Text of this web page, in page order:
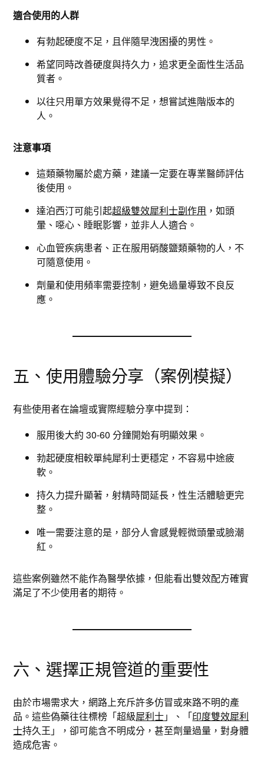
適合使用的人群
有勃起硬度不足，且伴隨早洩困擾的男性。
希望同時改善硬度與持久力，追求更全面性生活品
質者。
以往只用單方效果覺得不足，想嘗試進階版本的
人。
注意事項
這類藥物屬於處方藥，建議一定要在專業醫師評估
後使用。
達泊西汀可能引起超級雙效犀利士副作用 ，如頭
暈、噁心、睡眠影響，並非人人適合。
心血管疾病患者、正在服用硝酸鹽類藥物的人，不
可隨意使用。
劑量和使用頻率需要控制，避免過量導致不良反
應。
五、使用體驗分享（案例模擬）
有些使用者在論壇或實際經驗分享中提到：
服用後大約 30-60 分鐘開始有明顯效果。
勃起硬度相較單純犀利士更穩定，不容易中途疲
軟。
持久力提升顯著，射精時間延長，性生活體驗更完
整。
唯一需要注意的是，部分人會感覺輕微頭暈或臉潮
紅。
這些案例雖然不能作為醫學依據，但能看出雙效配方確實
滿足了不少使用者的期待。
六、選擇正規管道的重要性
由於市場需求大，網路上充斥許多仿冒或來路不明的產
品。這些偽藥往往標榜「超級犀利士」、「印度雙效犀利
士持久王」，卻可能含不明成分，甚至劑量過量，對身體
造成危害。